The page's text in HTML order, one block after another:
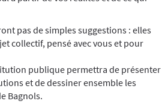
pas de simples suggestions : elles
collectif, pensé avec vous et pour
publique permettra de présenter
et de dessiner ensemble les
Bagnols.